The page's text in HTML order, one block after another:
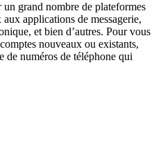
grand nombre de plateformes
applications de messagerie,
et bien d’autres. Pour vous
nouveaux ou existants,
de numéros de téléphone qui